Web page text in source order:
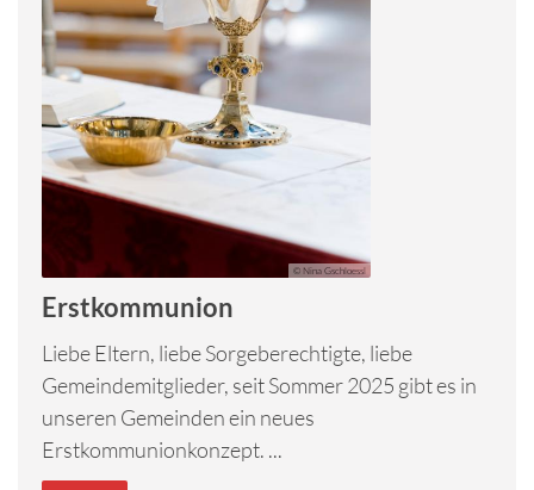
© Nina Gschloessl
Erstkommunion
Liebe Eltern, liebe Sorgeberechtigte, liebe
Gemeindemitglieder, seit Sommer 2025 gibt es in
unseren Gemeinden ein neues
Erstkommunionkonzept. ...